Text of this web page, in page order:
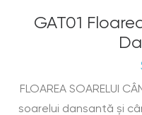
GAT01
FLOAREA SOARELUI
soarelui dansantă și